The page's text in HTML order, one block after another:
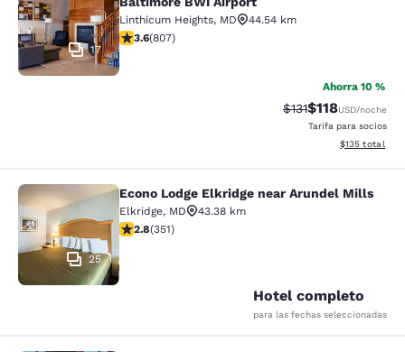
17
Linthicum Heights, MD
44.54 km
calificación de 3.59 estrellas. Bueno. 807 reseñas
3.6(807)
Ahorra 10 %
Precio tachado:
$131Precio con
$118USD/noche
Tarifa para socios
Ver detalles
$135 total
Econo Lodge Elkridge near Arundel
25
Econo Lodge Elkridge near Arundel Mills
Elkridge, MD
43.38 km
calificación de 2.78 estrellas. Feria. 351 reseñas
2.8(351)
Hotel completo
para las fechas seleccionadas